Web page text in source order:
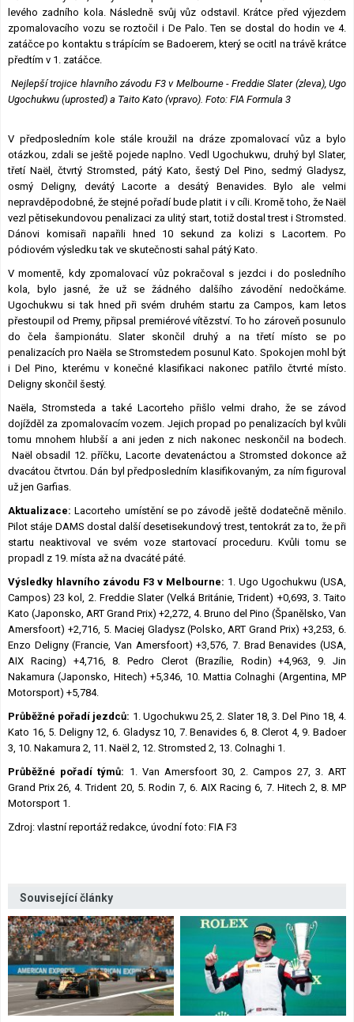
levého zadního kola. Následně svůj vůz odstavil. Krátce před výjezdem
zpomalovacího vozu se roztočil i De Palo. Ten se dostal do hodin ve 4.
zatáčce po kontaktu s trápícím se Badoerem, který se ocitl na trávě krátce
předtím v 1. zatáčce.
Nejlepší trojice hlavního závodu F3 v Melbourne - Freddie Slater (zleva), Ugo
Ugochukwu (uprosted) a Taito Kato (vpravo). Foto: FIA Formula 3
V předposledním kole stále kroužil na dráze zpomalovací vůz a bylo
otázkou, zdali se ještě pojede naplno. Vedl Ugochukwu, druhý byl Slater,
třetí Naël, čtvrtý Stromsted, pátý Kato, šestý Del Pino, sedmý Gladysz,
osmý Deligny, devátý Lacorte a desátý Benavides. Bylo ale velmi
nepravděpodobné, že stejné pořadí bude platit i v cíli. Kromě toho, že Naël
vezl pětisekundovou penalizaci za ulitý start, totiž dostal trest i Stromsted.
Dánovi komisaři napařili hned 10 sekund za kolizi s Lacortem. Po
pódiovém výsledku tak ve skutečnosti sahal pátý Kato.
V momentě, kdy zpomalovací vůz pokračoval s jezdci i do posledního
kola, bylo jasné, že už se žádného dalšího závodění nedočkáme.
Ugochukwu si tak hned při svém druhém startu za Campos, kam letos
přestoupil od Premy, připsal premiérové vítězství. To ho zároveň posunulo
do čela šampionátu. Slater skončil druhý a na třetí místo se po
penalizacích pro Naëla se Stromstedem posunul Kato. Spokojen mohl být
i Del Pino, kterému v konečné klasifikaci nakonec patřilo čtvrté místo.
Deligny skončil šestý.
Naëla, Stromsteda a také Lacorteho přišlo velmi draho, že se závod
dojížděl za zpomalovacím vozem. Jejich propad po penalizacích byl kvůli
tomu mnohem hlubší a ani jeden z nich nakonec neskončil na bodech.
Naël obsadil 12. příčku, Lacorte devatenáctou a Stromsted dokonce až
dvacátou čtvrtou. Dán byl předposledním klasifikovaným, za ním figuroval
už jen Garfias.
Aktualizace: Lacorteho umístění se po závodě ještě dodatečně měnilo.
Pilot stáje DAMS dostal další desetisekundový trest, tentokrát za to, že při
startu neaktivoval ve svém voze startovací proceduru. Kvůli tomu se
propadl z 19. místa až na dvacáté páté.
Výsledky hlavního závodu F3 v Melbourne: 1. Ugo Ugochukwu (USA,
Campos) 23 kol, 2. Freddie Slater (Velká Británie, Trident) +0,693, 3. Taito
Kato (Japonsko, ART Grand Prix) +2,272, 4. Bruno del Pino (Španělsko, Van
Amersfoort) +2,716, 5. Maciej Gladysz (Polsko, ART Grand Prix) +3,253, 6.
Enzo Deligny (Francie, Van Amersfoort) +3,576, 7. Brad Benavides (USA,
AIX Racing) +4,716, 8. Pedro Clerot (Brazílie, Rodin) +4,963, 9. Jin
Nakamura (Japonsko, Hitech) +5,346, 10. Mattia Colnaghi (Argentina, MP
Motorsport) +5,784.
Průběžné pořadí jezdců: 1. Ugochukwu 25, 2. Slater 18, 3. Del Pino 18, 4.
Kato 16, 5. Deligny 12, 6. Gladysz 10, 7. Benavides 6, 8. Clerot 4, 9. Badoer
3, 10. Nakamura 2, 11. Naël 2, 12. Stromsted 2, 13. Colnaghi 1.
Průběžné pořadí týmů: 1. Van Amersfoort 30, 2. Campos 27, 3. ART
Grand Prix 26, 4. Trident 20, 5. Rodin 7, 6. AIX Racing 6, 7. Hitech 2, 8. MP
Motorsport 1.
Zdroj: vlastní reportáž redakce, úvodní foto: FIA F3
Související články